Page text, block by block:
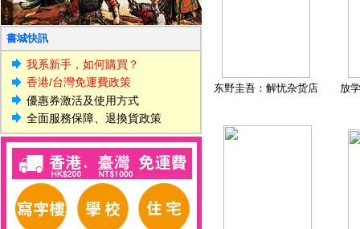
書城快訊
我系新手，如何購買？
香港/台灣免運費政策
優惠券激活及使用方式
全面服務保障、退換貨政策
东野圭吾：解忧杂货店 放